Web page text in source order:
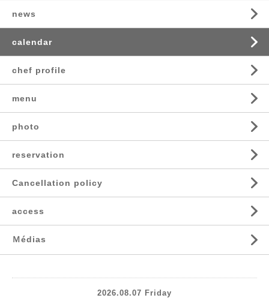
news
calendar
chef profile
menu
photo
reservation
Cancellation policy
access
Ｍédias
2026.08.07 Friday